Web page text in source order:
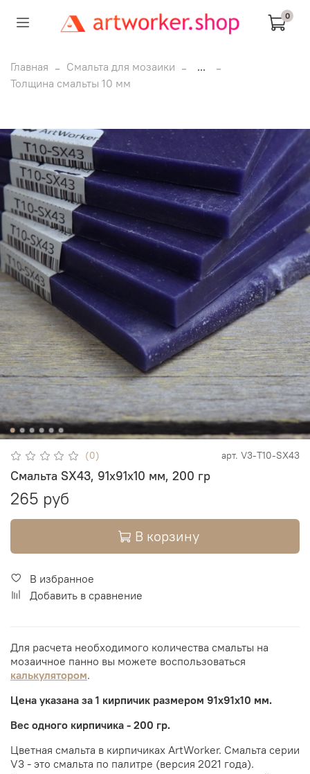
0
Главная Смальта для мозаики
...
Толщина смальты 10 мм
(0) арт. V3-T10-SX43
Смальта SX43, 91х91х10 мм, 200 гр
265 руб
В корзину
В избранное
Добавить в сравнение
Для расчета необходимого количества смальты на
мозаичное панно вы можете воспользоваться
калькулятором.
Цена указана за 1 кирпичик размером 91х91х10 мм.
Вес одного кирпичика - 200 гр.
Цветная смальта в кирпичиках ArtWorker. Смальта серии
V3 - это смальта по палитре (версия 2021 года).